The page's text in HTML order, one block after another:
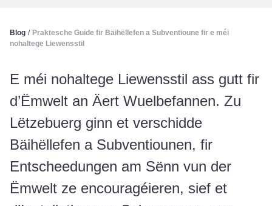
Blog / Praktesche Guide fir Bäihëllefen a Subventioune fir e méi
nohaltege Liewensstil
E méi nohaltege Liewensstil ass gutt fir
d’Ëmwelt an Äert Wuelbefannen. Zu
Lëtzebuerg ginn et verschidde
Bäihëllefen a Subventiounen, fir
Entscheedungen am Sënn vun der
Ëmwelt ze encouragéieren, sief et